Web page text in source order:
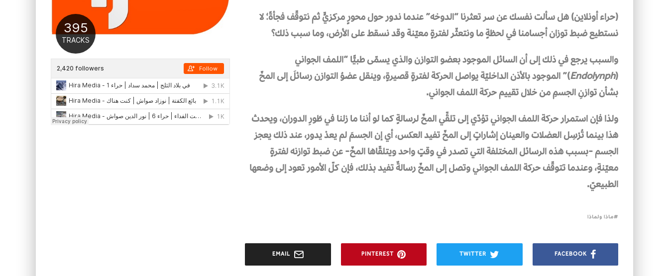
(حراء أونلاين) هل سألت نفسك عن سر تعثرنا “الدوخه” عندما ندور حول محورٍ مركزيٍّ ثم نتوقّف فجأةً؛ لا
نستطيع ضبط توزان أجسامنا في لحظةٍ ما ونتعثّر لفترةٍ معيّنة وقد نسقط على الأرض، وما سبب ذلك؟
والسبب يرجع في ذلك إلى أن السائل الموجود بعضو التوازن والذي يسمّى طبيًّا “اللمف الجواني
(
Endolynph)” الموجود بالأذن الداخليّة يواصل الحركة لفترةٍ قصيرةٍ، وينقل عضوُ التوازن رسائلَ إلى المخّ
بشأن توازنِ الجسمِ من خلال تقييم حركة اللمف الجواني.
ولذا فإن استمرار حركة اللمف الجواني تؤدّي إلى تلقِّي المخّ لرسالةٍ كما لو أننا ما زلنا في طَورِ الدوران، ويحدث
هذا بينما تُرْسِل العضلات والعينان إشاراتٍ إلى المخّ تفيد العكس، أي إن الجسمَ لم يعدْ يدور، عند ذلك يعجز
الجسم -بسبب هذه الرسائل المختلفة التي تصدر في وقتٍ واحد ويتلقّاها المخّ- عن ضبط توازنه لفترةٍ
معيّنةٍ، وعندما تتوقّف حركة اللمف الجواني وتصل إلى المخّ رسالةٌ تفيد بذلك، فإن كلّ الأمور تعود إلى وضعها
الطبيعيّ.
ماذا ولماذا
FACEBOOK
TWITTER
PINTEREST
EMAIL